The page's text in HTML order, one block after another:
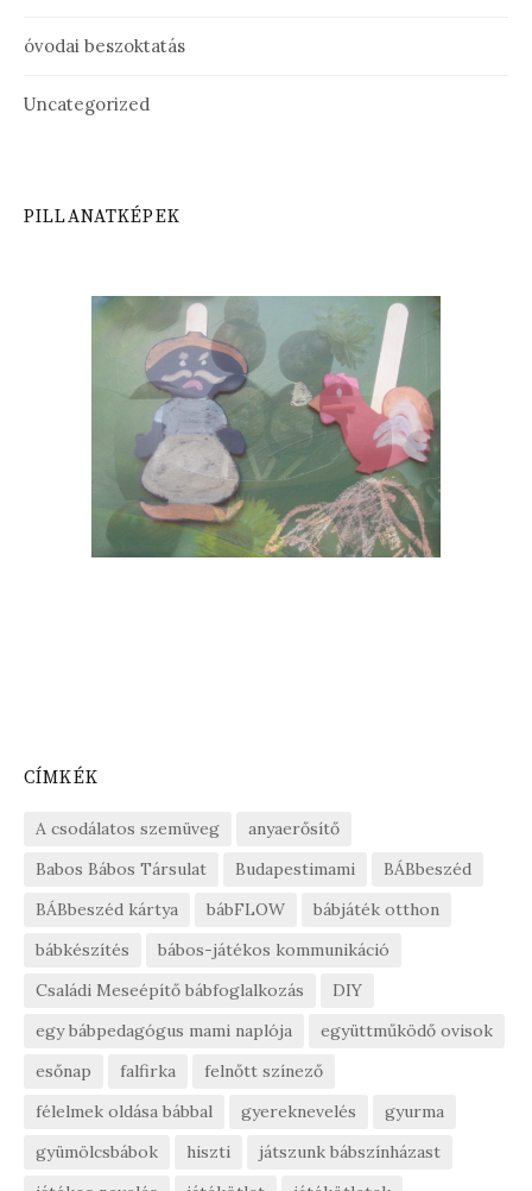
óvodai beszoktatás
Uncategorized
PILLANATKÉPEK
CÍMKÉK
A csodálatos szemüveg
anyaerősítő
Babos Bábos Társulat
Budapestimami
BÁBbeszéd
BÁBbeszéd kártya
bábFLOW
bábjáték otthon
bábkészítés
bábos-játékos kommunikáció
Családi Meseépítő bábfoglalkozás
DIY
egy bábpedagógus mami naplója
együttműködő ovisok
esőnap
falfirka
felnőtt színező
félelmek oldása bábbal
gyereknevelés
gyurma
gyümölcsbábok
hiszti
játszunk bábszínházast